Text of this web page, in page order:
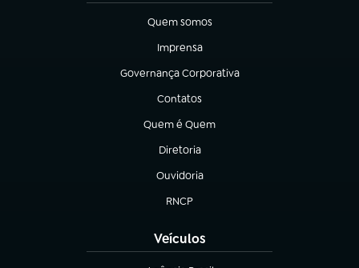
Quem somos
(abre em nova aba)
Imprensa
(abre em nova aba)
Governança Corporativa
(abre em nova aba)
Contatos
(abre em nova aba)
Quem é Quem
(abre em nova aba)
Diretoria
(abre em nova aba)
Ouvidoria
(abre em nova aba)
RNCP
(abre em nova aba)
Veículos